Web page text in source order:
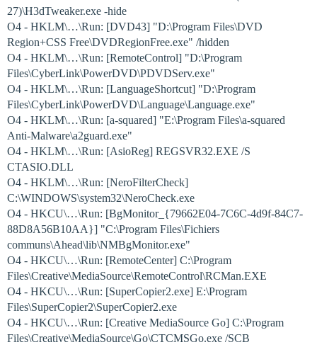
27)\H3dTweaker.exe -hide
O4 - HKLM\…\Run: [DVD43] "D:\Program Files\DVD
Region+CSS Free\DVDRegionFree.exe" /hidden
O4 - HKLM\…\Run: [RemoteControl] "D:\Program
Files\CyberLink\PowerDVD\PDVDServ.exe"
O4 - HKLM\…\Run: [LanguageShortcut] "D:\Program
Files\CyberLink\PowerDVD\Language\Language.exe"
O4 - HKLM\…\Run: [a-squared] "E:\Program Files\a-squared
Anti-Malware\a2guard.exe"
O4 - HKLM\…\Run: [AsioReg] REGSVR32.EXE /S
CTASIO.DLL
O4 - HKLM\…\Run: [NeroFilterCheck]
C:\WINDOWS\system32\NeroCheck.exe
O4 - HKCU\…\Run: [BgMonitor_{79662E04-7C6C-4d9f-84C7-
88D8A56B10AA}] "C:\Program Files\Fichiers
communs\Ahead\lib\NMBgMonitor.exe"
O4 - HKCU\…\Run: [RemoteCenter] C:\Program
Files\Creative\MediaSource\RemoteControl\RCMan.EXE
O4 - HKCU\…\Run: [SuperCopier2.exe] E:\Program
Files\SuperCopier2\SuperCopier2.exe
O4 - HKCU\…\Run: [Creative MediaSource Go] C:\Program
Files\Creative\MediaSource\Go\CTCMSGo.exe /SCB